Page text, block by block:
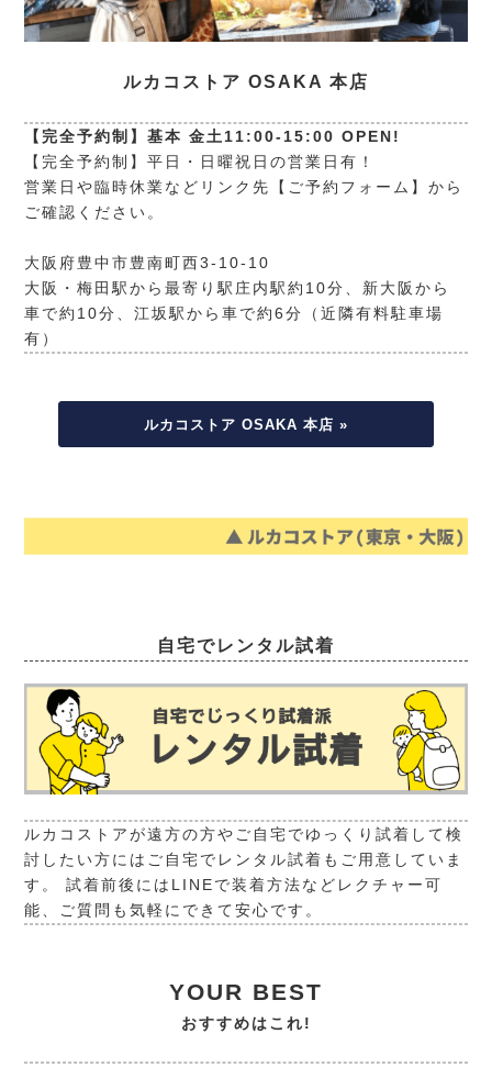
ルカコストア OSAKA 本店
【完全予約制】基本 金土11:00-15:00 OPEN!
【完全予約制】平日・日曜祝日の営業日有！
営業日や臨時休業などリンク先【ご予約フォーム】から
ご確認ください。
大阪府豊中市豊南町西3-10-10
大阪・梅田駅から最寄り駅庄内駅約10分、新大阪から
車で約10分、江坂駅から車で約6分（近隣有料駐車場
有）
ルカコストア OSAKA 本店 »
自宅でレンタル試着
ルカコストアが遠方の方やご自宅でゆっくり試着して検
討したい方にはご自宅でレンタル試着もご用意していま
す。 試着前後にはLINEで装着方法などレクチャー可
能、ご質問も気軽にできて安心です。
YOUR BEST
おすすめはこれ!